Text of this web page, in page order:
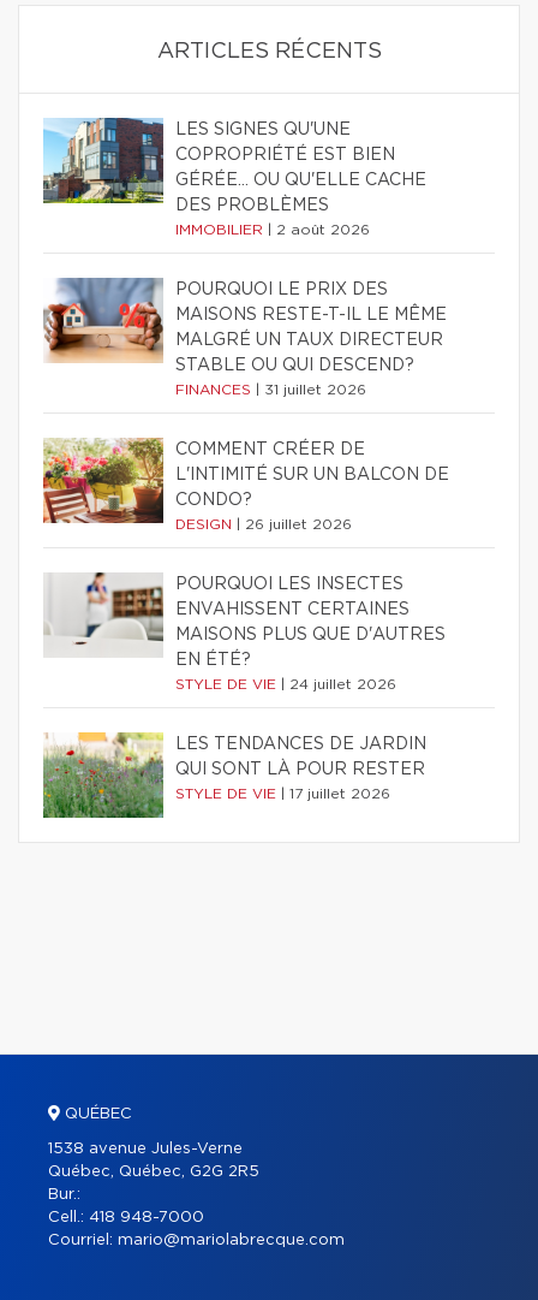
ARTICLES RÉCENTS
LES SIGNES QU'UNE
COPROPRIÉTÉ EST BIEN
GÉRÉE… OU QU'ELLE CACHE
DES PROBLÈMES
IMMOBILIER 2 août 2026
POURQUOI LE PRIX DES
MAISONS RESTE-T-IL LE MÊME
MALGRÉ UN TAUX DIRECTEUR
STABLE OU QUI DESCEND?
FINANCES 31 juillet 2026
COMMENT CRÉER DE
L'INTIMITÉ SUR UN BALCON DE
CONDO?
DESIGN 26 juillet 2026
POURQUOI LES INSECTES
ENVAHISSENT CERTAINES
MAISONS PLUS QUE D'AUTRES
EN ÉTÉ?
STYLE DE VIE 24 juillet 2026
LES TENDANCES DE JARDIN
QUI SONT LÀ POUR RESTER
STYLE DE VIE 17 juillet 2026
QUÉBEC
1538 avenue Jules-Verne
Québec, Québec, G2G 2R5
Bur.:
Cell.: 418 948-7000
Courriel: mario@mariolabrecque.com